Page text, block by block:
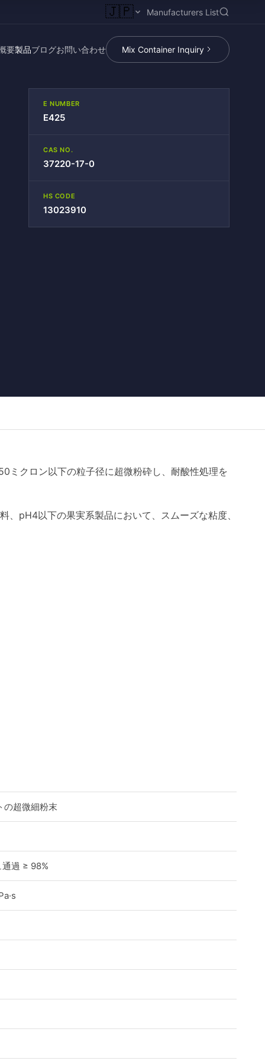
🇯🇵 Manufacturers List
要製品ブログお問い合わせ Mix Container Inquiry
E NUMBER
E425
CAS NO.
37220-17-0
HS CODE
13023910
ミクロン以下の粒子径に超微粉砕し、耐酸性処理を
pH4以下の果実系製品において、スムーズな粘度、
の超微細粉末
過 ≥ 98%